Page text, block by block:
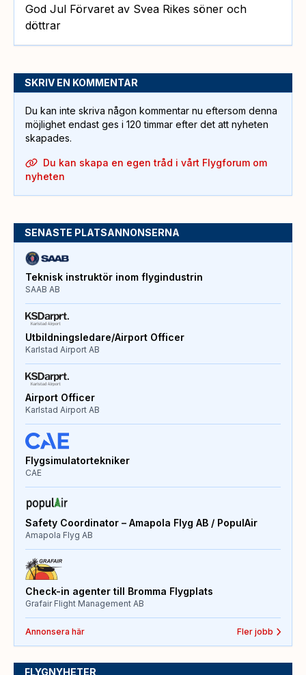
God Jul Förvaret av Svea Rikes söner och
döttrar
SKRIV EN KOMMENTAR
Du kan inte skriva någon kommentar nu eftersom denna
möjlighet endast ges i 120 timmar efter det att nyheten
skapades.
Du kan skapa en egen tråd i vårt Flygforum om
nyheten
SENASTE PLATSANNONSERNA
Teknisk instruktör inom flygindustrin
SAAB AB
Utbildningsledare/Airport Officer
Karlstad Airport AB
Airport Officer
Karlstad Airport AB
Flygsimulatortekniker
CAE
Safety Coordinator – Amapola Flyg AB / PopulAir
Amapola Flyg AB
Check-in agenter till Bromma Flygplats
Grafair Flight Management AB
Annonsera här Fler jobb
FLYGNYHETER